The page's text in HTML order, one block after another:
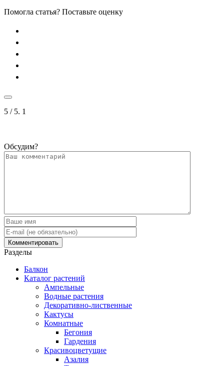
Помогла статья? Поставьте оценку
5 / 5. 1
Обсудим?
Разделы
Балкон
Каталог растений
Ампельные
Водные растения
Декоративно-лиственные
Кактусы
Комнатные
Бегония
Гардения
Красивоцветущие
Азалия